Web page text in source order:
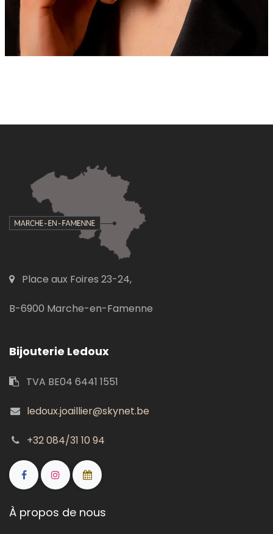
Place aux Foires 23-24,
B-6900 Marche-en-Famenne
Bijouterie Ledoux
TVA BE04 6441 1551
ledoux.joaillier@skynet.be
+32 084/31 10 94
À propos de nous